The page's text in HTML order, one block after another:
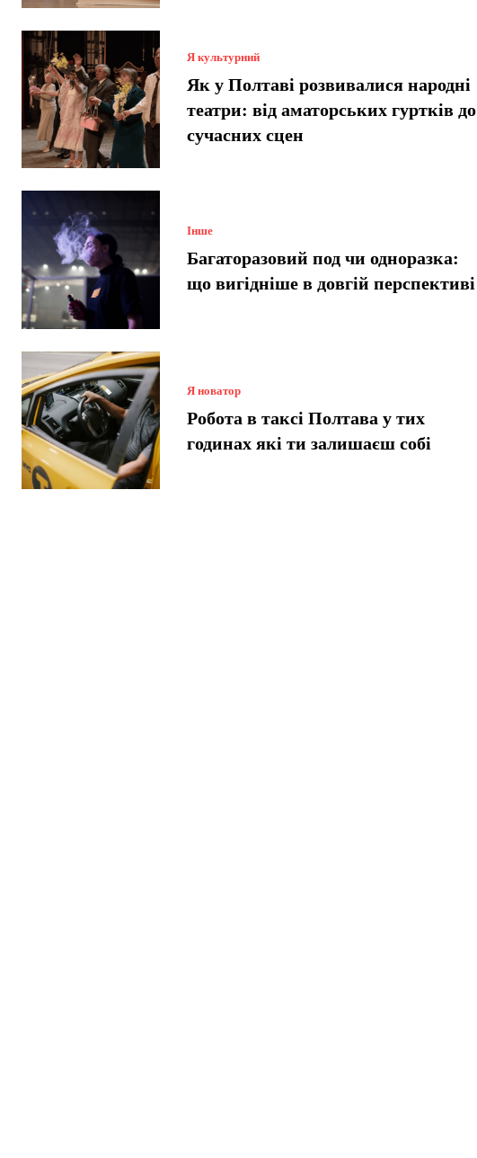
Я культурний
Як у Полтаві розвивалися народні
театри: від аматорських гуртків до
сучасних сцен
Інше
Багаторазовий под чи одноразка:
що вигідніше в довгій перспективі
Я новатор
Робота в таксі Полтава у тих
годинах які ти залишаєш собі